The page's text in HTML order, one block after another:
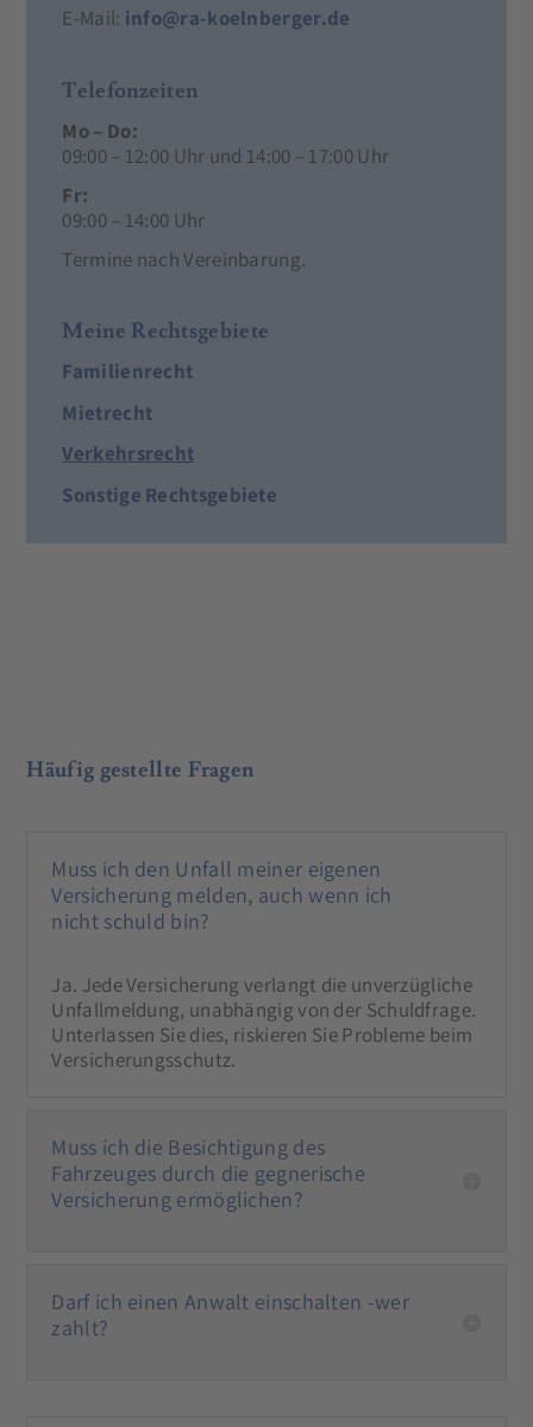
E-Mail: info@ra-koelnberger.de
Telefonzeiten
Mo – Do:
09:00 – 12:00 Uhr und 14:00 – 17:00 Uhr
Fr:
09:00 – 14:00 Uhr
Termine nach Vereinbarung.
Meine Rechtsgebiete
Familienrecht
Mietrecht
Verkehrsrecht
Sonstige Rechtsgebiete
Häufig gestellte Fragen
Muss ich den Unfall meiner eigenen
Versicherung melden, auch wenn ich
nicht schuld bin?
Ja. Jede Versicherung verlangt die unverzügliche
Unfallmeldung, unabhängig von der Schuldfrage.
Unterlassen Sie dies, riskieren Sie Probleme beim
Versicherungsschutz.
Muss ich die Besichtigung des
Fahrzeuges durch die gegnerische
Versicherung ermöglichen?
Darf ich einen Anwalt einschalten -wer
zahlt?